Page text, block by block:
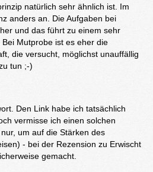
natürlich sehr ähnlich ist. Im
anders an. Die Aufgaben bei
und das führt zu einem sehr
Mutprobe ist es eher die
die versucht, möglichst unauffällig
tun ;-)
Den Link habe ich tatsächlich
vermisse ich einen solchen
um auf die Stärken des
- bei der Rezension zu Erwischt
gemacht.